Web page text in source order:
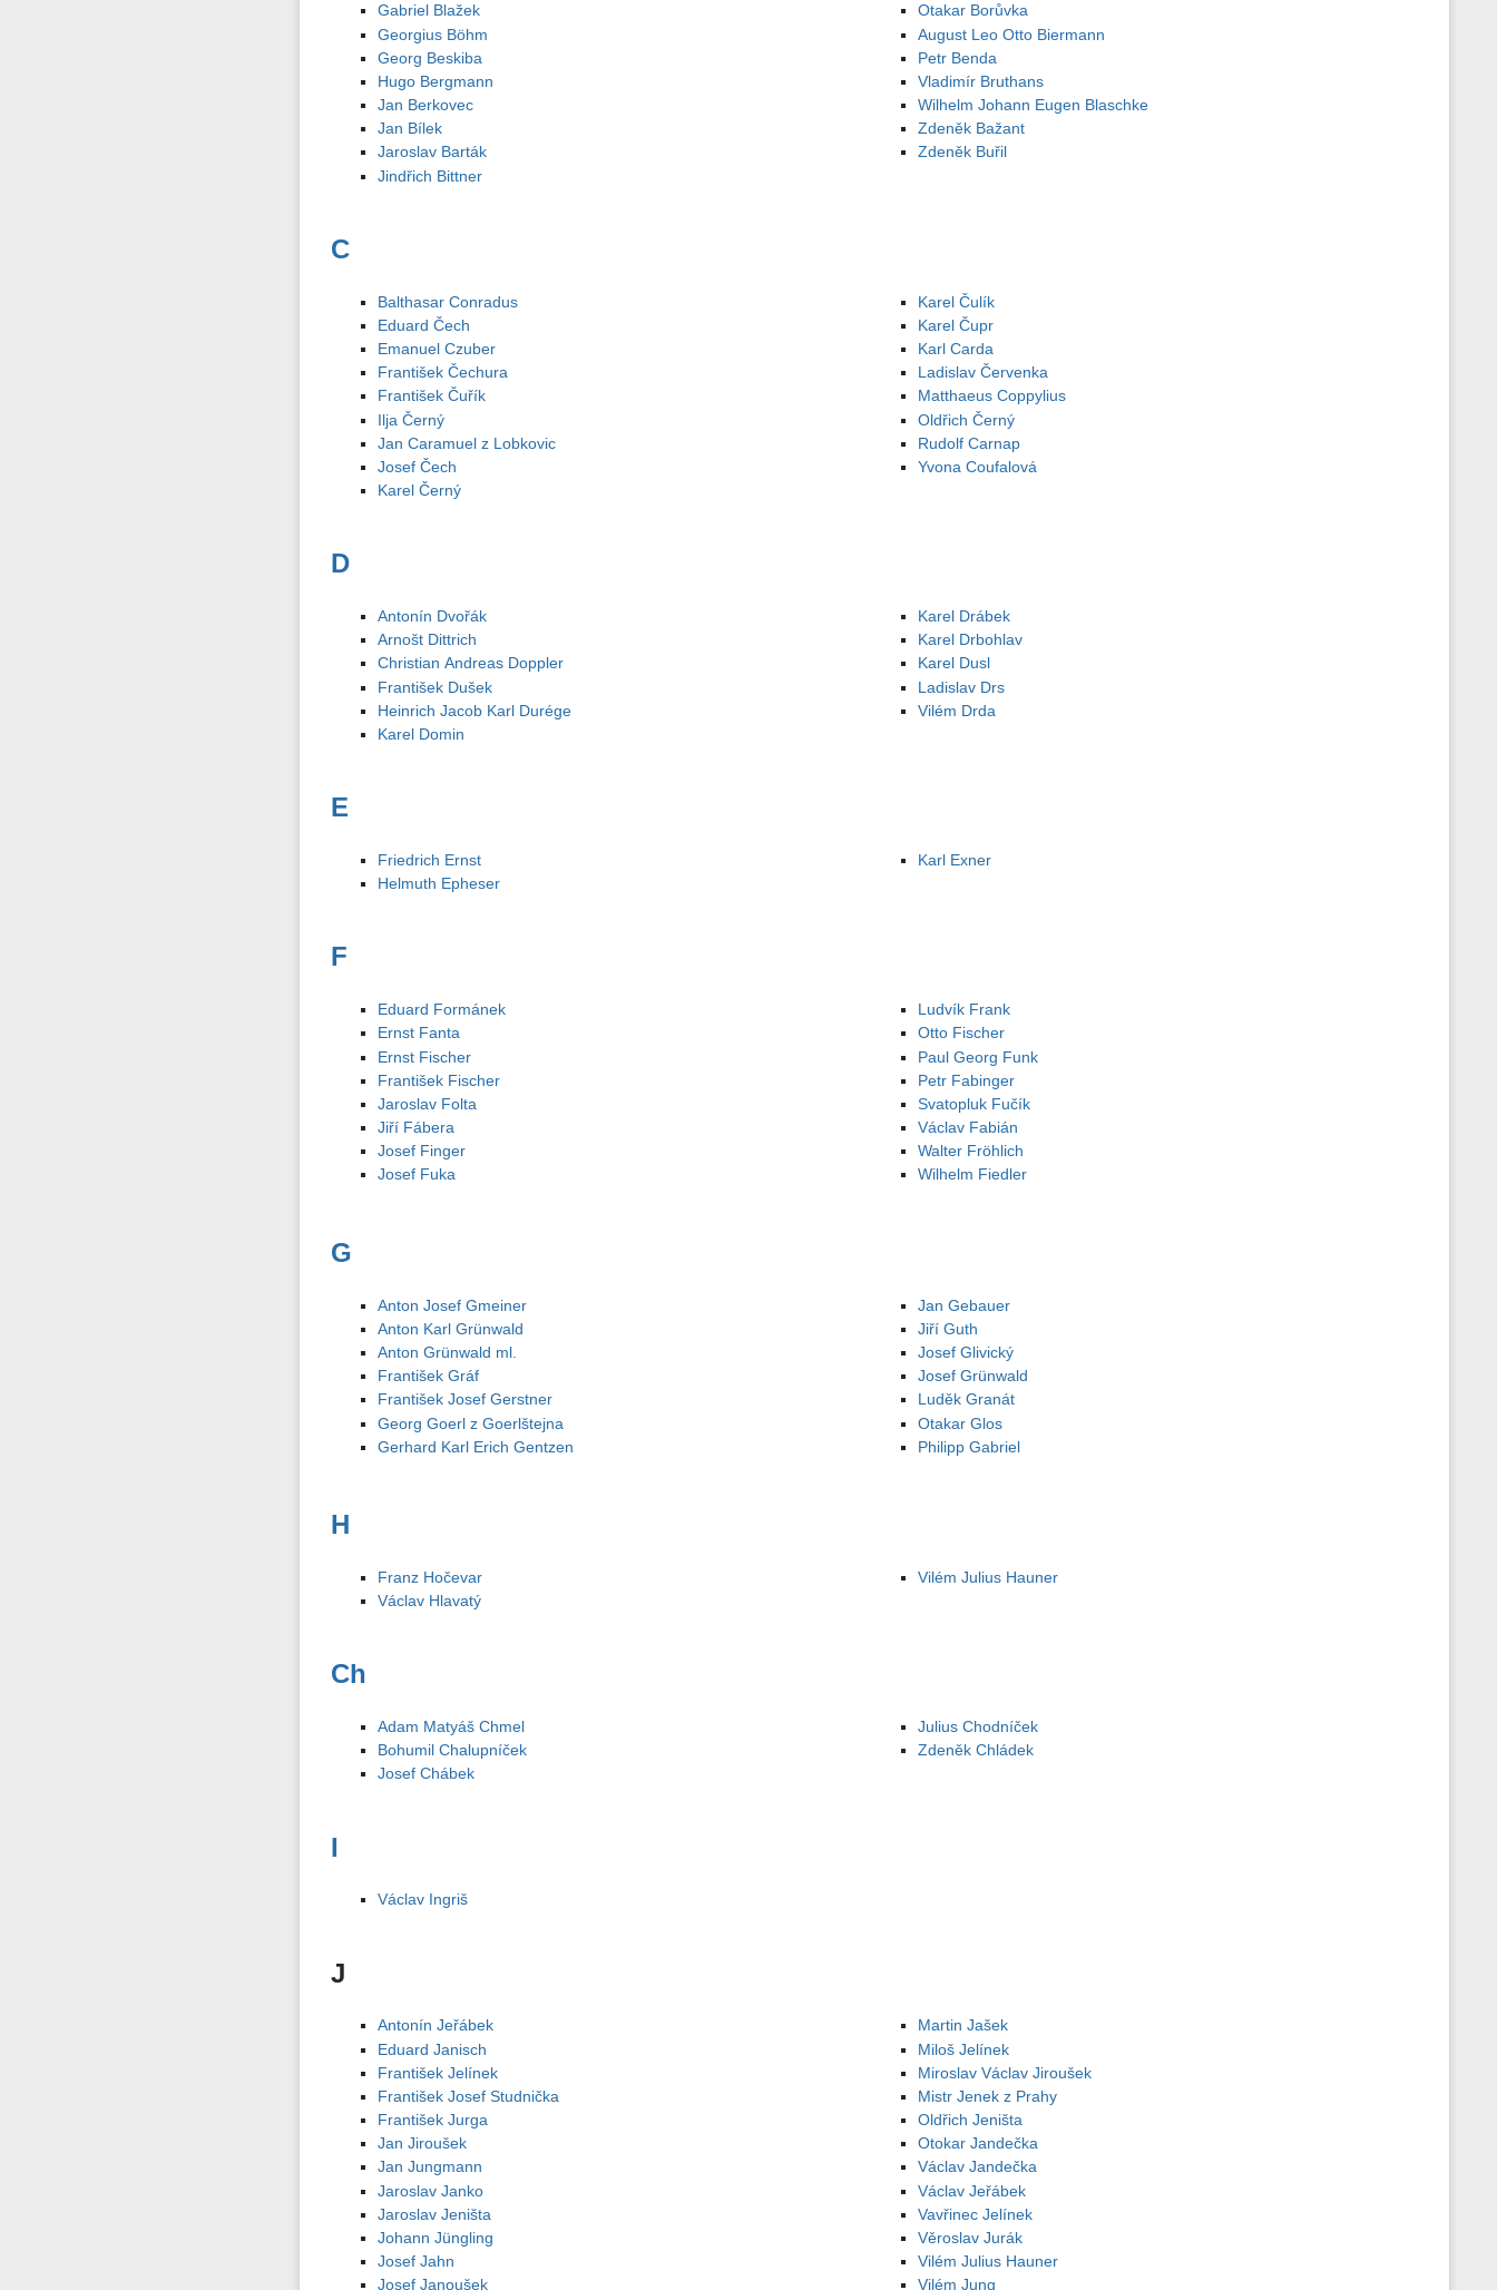
Gabriel Blažek
Georgius Böhm
Georg Beskiba
Hugo Bergmann
Jan Berkovec
Jan Bílek
Jaroslav Barták
Jindřich Bittner
Otakar Borůvka
August Leo Otto Biermann
Petr Benda
Vladimír Bruthans
Wilhelm Johann Eugen Blaschke
Zdeněk Bažant
Zdeněk Buřil
C
Balthasar Conradus
Eduard Čech
Emanuel Czuber
František Čechura
František Čuřík
Ilja Černý
Jan Caramuel z Lobkovic
Josef Čech
Karel Černý
Karel Čulík
Karel Čupr
Karl Carda
Ladislav Červenka
Matthaeus Coppylius
Oldřich Černý
Rudolf Carnap
Yvona Coufalová
D
Antonín Dvořák
Arnošt Dittrich
Christian Andreas Doppler
František Dušek
Heinrich Jacob Karl Durége
Karel Domin
Karel Drábek
Karel Drbohlav
Karel Dusl
Ladislav Drs
Vilém Drda
E
Friedrich Ernst
Helmuth Epheser
Karl Exner
F
Eduard Formánek
Ernst Fanta
Ernst Fischer
František Fischer
Jaroslav Folta
Jiří Fábera
Josef Finger
Josef Fuka
Ludvík Frank
Otto Fischer
Paul Georg Funk
Petr Fabinger
Svatopluk Fučík
Václav Fabián
Walter Fröhlich
Wilhelm Fiedler
G
Anton Josef Gmeiner
Anton Karl Grünwald
Anton Grünwald ml.
František Gráf
František Josef Gerstner
Georg Goerl z Goerlštejna
Gerhard Karl Erich Gentzen
Jan Gebauer
Jiří Guth
Josef Glivický
Josef Grünwald
Luděk Granát
Otakar Glos
Philipp Gabriel
H
Franz Hočevar
Václav Hlavatý
Vilém Julius Hauner
Ch
Adam Matyáš Chmel
Bohumil Chalupníček
Josef Chábek
Julius Chodníček
Zdeněk Chládek
I
Václav Ingriš
J
Antonín Jeřábek
Eduard Janisch
František Jelínek
František Josef Studnička
František Jurga
Jan Jiroušek
Jan Jungmann
Jaroslav Janko
Jaroslav Jeništa
Johann Jüngling
Josef Jahn
Josef Janoušek
Martin Jašek
Miloš Jelínek
Miroslav Václav Jiroušek
Mistr Jenek z Prahy
Oldřich Jeništa
Otokar Jandečka
Václav Jandečka
Václav Jeřábek
Vavřinec Jelínek
Věroslav Jurák
Vilém Julius Hauner
Vilém Jung